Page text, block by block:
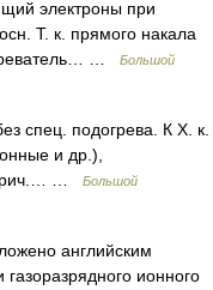
электроны при
Т. к. прямого накала
…
Большой
спец. подогрева. К X. к.
и др.),
…
Большой
английским
ионного